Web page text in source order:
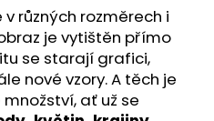
různých rozměrech i
je vytištěn přímo
se starají grafici,
nové vzory. A těch je
ať už se